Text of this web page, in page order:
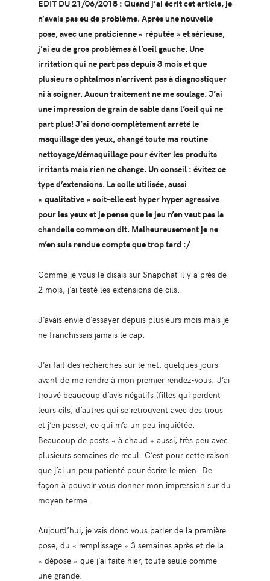
EDIT DU 21/06/2018 : Quand j’ai écrit cet article, je
n’avais pas eu de problème. Après une nouvelle
pose, avec une praticienne « réputée » et sérieuse,
j’ai eu de gros problèmes à l’oeil gauche. Une
irritation qui ne part pas depuis 3 mois et que
plusieurs ophtalmos n’arrivent pas à diagnostiquer
ni à soigner. Aucun traitement ne me soulage. J’ai
une impression de grain de sable dans l’oeil qui ne
part plus! J’ai donc complètement arrêté le
maquillage des yeux, changé toute ma routine
nettoyage/démaquillage pour éviter les produits
irritants mais rien ne change. Un conseil : évitez ce
type d’extensions. La colle utilisée, aussi
« qualitative » soit-elle est hyper hyper agressive
pour les yeux et je pense que le jeu n’en vaut pas la
chandelle comme on dit. Malheureusement je ne
m’en suis rendue compte que trop tard :/
Comme je vous le disais sur Snapchat il y a près de
2 mois, j’ai testé les extensions de cils.
J’avais envie d’essayer depuis plusieurs mois mais je
ne franchissais jamais le cap.
J’ai fait des recherches sur le net, quelques jours
avant de me rendre à mon premier rendez-vous. J’ai
trouvé beaucoup d’avis négatifs (filles qui perdent
leurs cils, d’autres qui se retrouvent avec des trous
et j’en passe), ce qui m’a un peu inquiétée.
Beaucoup de posts « à chaud » aussi, très peu avec
plusieurs semaines de recul. C’est pour cette raison
que j’ai un peu patienté pour écrire le mien. De
façon à pouvoir vous donner mon impression sur du
moyen terme.
Aujourd’hui, je vais donc vous parler de la première
pose, du « remplissage » 3 semaines après et de la
« dépose » que j’ai faite hier, toute seule comme
une grande.